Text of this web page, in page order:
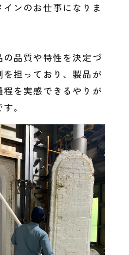
ンのお仕事になりま
の品質や特性を決定づ
を担っており、製品が
を実感できるやりが
。